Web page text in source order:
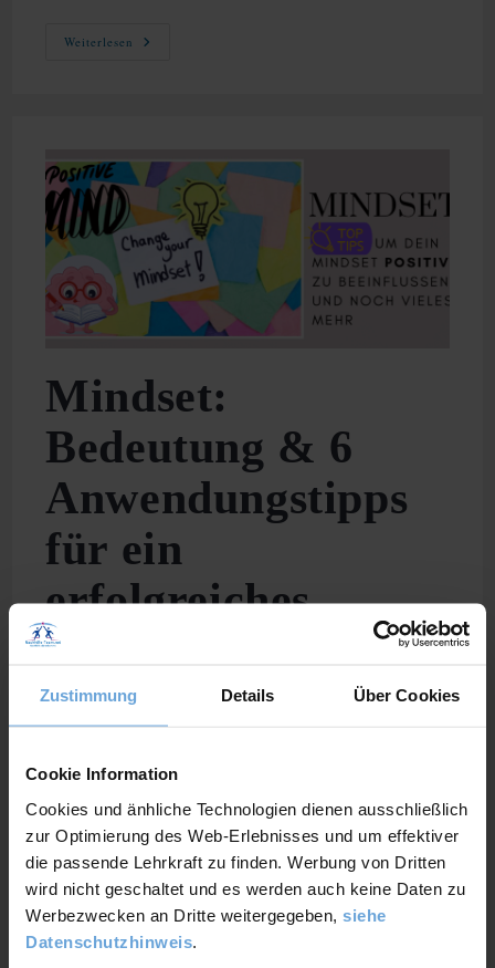
Zustimmung Details Über Cookies
Cookie Information
Cookies und änhliche Technologien dienen ausschließlich
zur Optimierung des Web-Erlebnisses und um effektiver
die passende Lehrkraft zu finden. Werbung von Dritten
wird nicht geschaltet und es werden auch keine Daten zu
Werbezwecken an Dritte weitergegeben, siehe
Datenschutzhinweis
Weiterlesen Murphys
Mindset:
Bedeutung & 6
Anwendungstipps
für ein
erfolgreiches
Leben
Bedeutung
Anwendungstipps
Ein
Erfolgreiches
Leben